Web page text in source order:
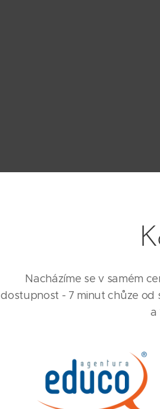
Nacházíme se v samém
dostupnost - 7 minut chůze od
a